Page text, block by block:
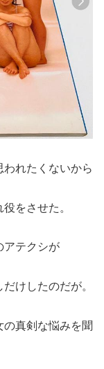
れたくないから
をさせた。
アテクシが
けしたのだが。
真剣な悩みを聞